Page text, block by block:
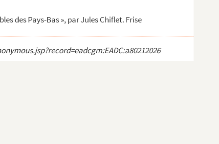
des Pays-Bas », par Jules Chiflet. Frise